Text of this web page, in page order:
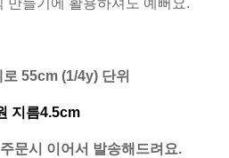
만들기에 활용하셔도 예뻐요.
55cm (1/4y) 단위
지름4.5cm
문시 이어서 발송해드려요.